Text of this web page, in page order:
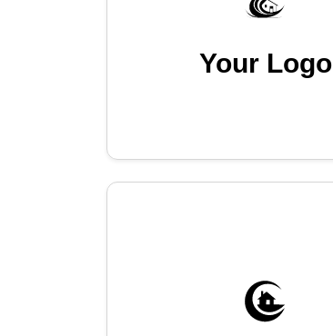
Your Logo